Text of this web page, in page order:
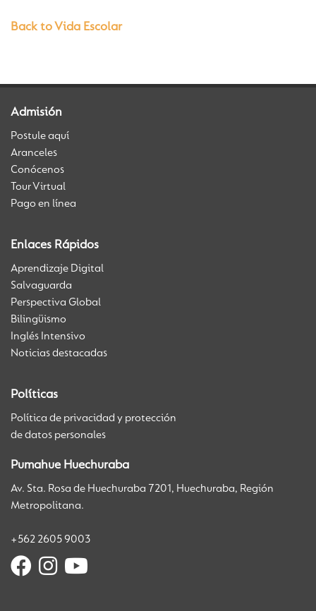
Back to Vida Escolar
Admisión
Postule aquí
Aranceles
Conócenos
Tour Virtual
Pago en línea
Enlaces Rápidos
Aprendizaje Digital
Salvaguarda
Perspectiva Global
Bilingüismo
Inglés Intensivo
Noticias destacadas
Políticas
Política de privacidad y protección
de datos personales
Pumahue Huechuraba
Av. Sta. Rosa de Huechuraba 7201, Huechuraba, Región
Metropolitana.
+562 2605 9003